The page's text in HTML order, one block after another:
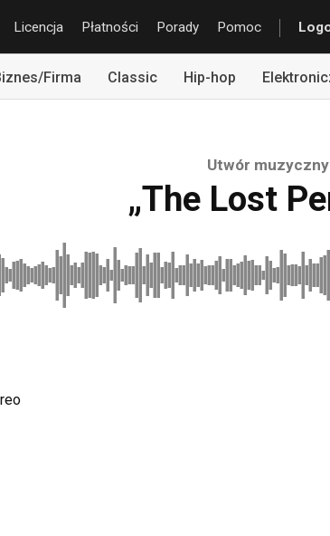
Pomoc
Porady
Płatności
Licencja
Firma Classic Hip-hop
Utwór muzyczny
„The Lost